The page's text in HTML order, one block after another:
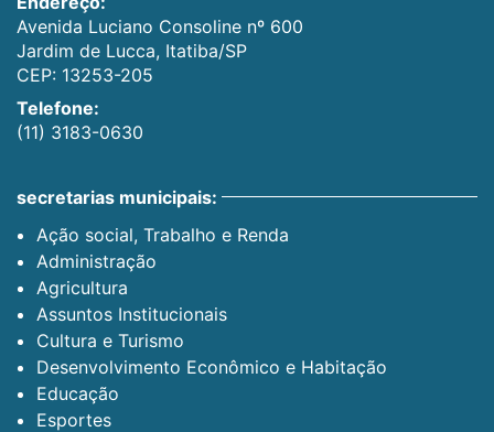
Avenida Luciano Consoline nº 600
Jardim de Lucca, Itatiba/SP
CEP: 13253-205
Telefone:
(11) 3183-0630
secretarias municipais:
Ação social, Trabalho e Renda
Administração
Agricultura
Assuntos Institucionais
Cultura e Turismo
Desenvolvimento Econômico e Habitação
Educação
Esportes